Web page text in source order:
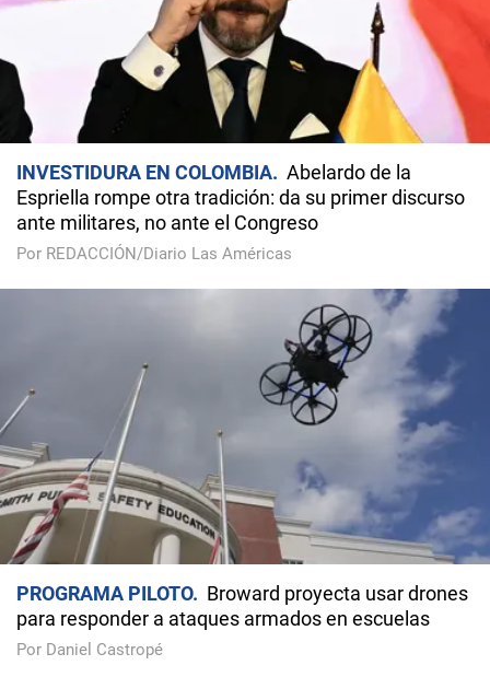
INVESTIDURA EN COLOMBIA
Abelardo de la
Espriella rompe otra tradición: da su primer discurso
ante militares, no ante el Congreso
Por REDACCIÓN/Diario Las Américas
PROGRAMA PILOTO
Broward proyecta usar drones
para responder a ataques armados en escuelas
Por Daniel Castropé